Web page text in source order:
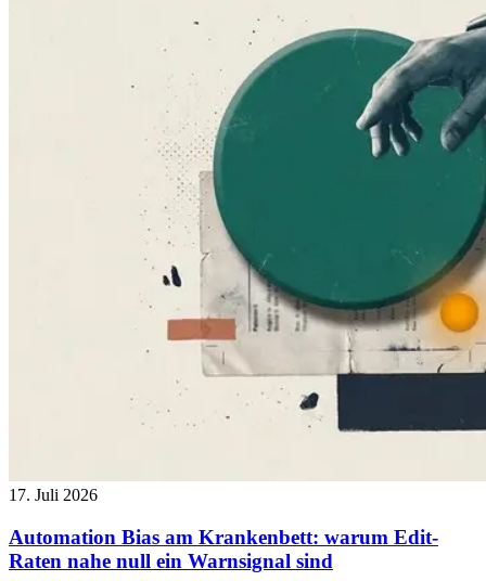
17. Juli 2026
Automation Bias am Krankenbett: warum Edit-
Raten nahe null ein Warnsignal sind